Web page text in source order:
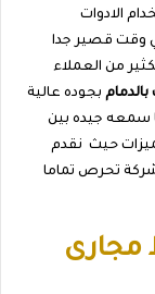
الادوات
وقت قصير جدا
من العملاء
بجوده عالية
سمعه جيده بين
حيث نقدم
تحرص تماما